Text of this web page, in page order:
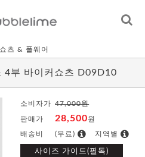
츠 & 폴웨어
4부 바이커쇼츠 D09D10
소비자가 47,000원
판매가 28,500원
배송비 (무료) 지역별
사이즈 가이드(필독)